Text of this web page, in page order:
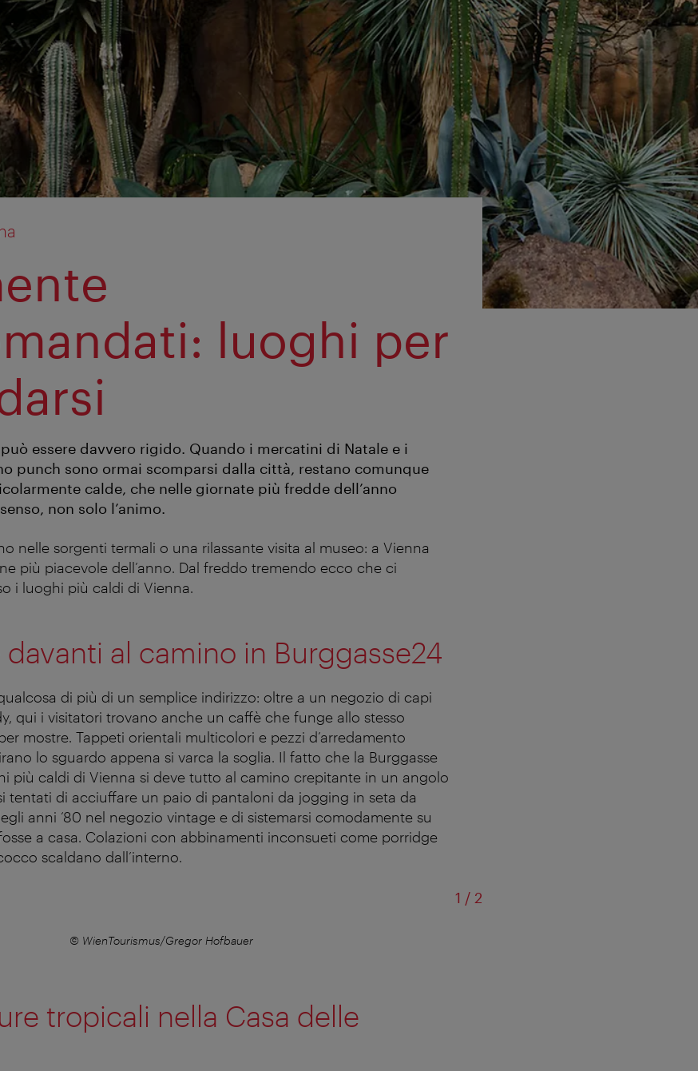
luoghi per
può essere davvero rigido. Quando i mercatini di Natale e i
punch sono ormai scomparsi dalla città, restano comunque
calde, che nelle giornate più fredde dell’anno
non solo l’animo.
nelle sorgenti termali o una rilassante visita al museo: a Vienna
più piacevole dell’anno. Dal freddo tremendo ecco che ci
i luoghi più caldi di Vienna.
davanti al camino in Burggasse24
di più di un semplice indirizzo: oltre a un negozio di capi
qui i visitatori trovano anche un caffè che funge allo stesso
mostre. Tappeti orientali multicolori e pezzi d’arredamento
lo sguardo appena si varca la soglia. Il fatto che la Burggasse
più caldi di Vienna si deve tutto al camino crepitante in un angolo
tentati di acciuffare un paio di pantaloni da jogging in seta da
anni ‘80 nel negozio vintage e di sistemarsi comodamente su
a casa. Colazioni con abbinamenti inconsueti come porridge
scaldano dall’interno.
1 /di
2
© WienTourismus/Gregor Hofbauer
tropicali nella Casa delle